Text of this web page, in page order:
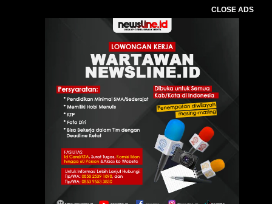
CLOSE ADS